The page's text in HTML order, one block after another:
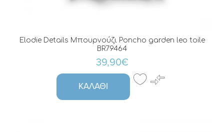
Elodie Details Μπουρνούζι Poncho garden leo toile
BR79464
39,90€
ΚΑΛΆΘΙ